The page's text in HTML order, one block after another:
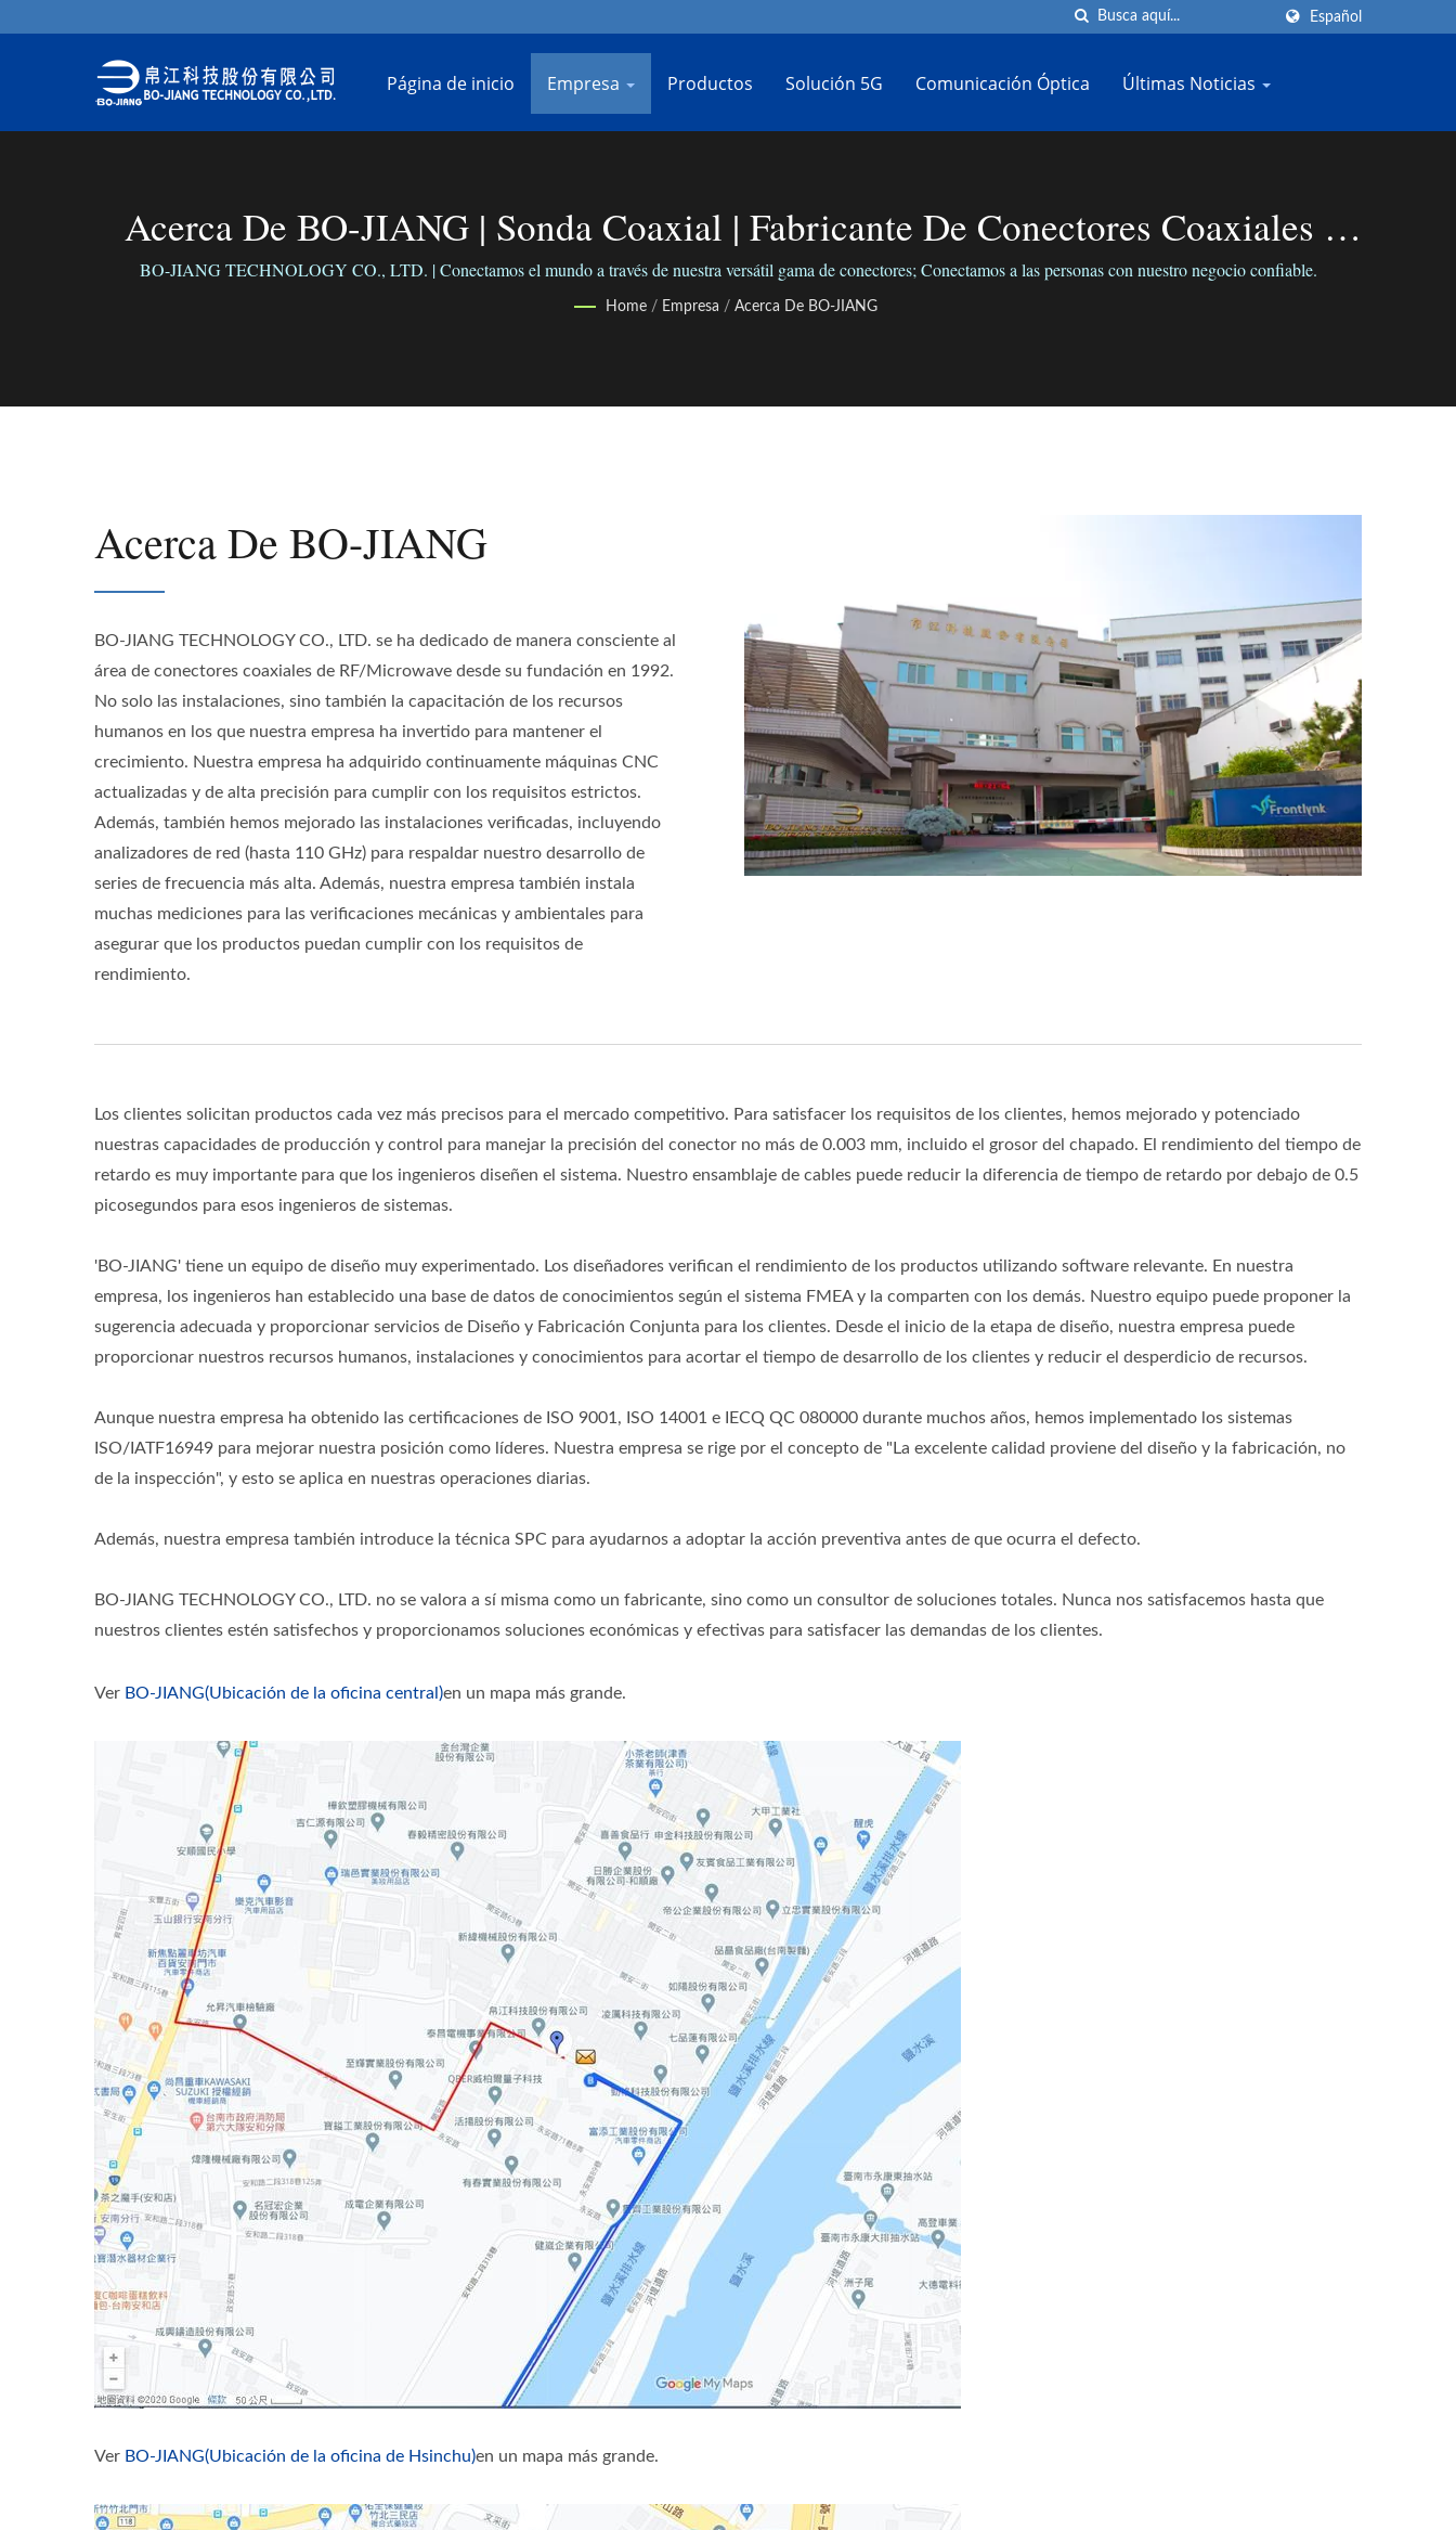
Español
Página de inicio Empresa Productos Solución 5G Comunicación Óptica Últimas Noticias
Acerca De BO-JIANG | Sonda Coaxial | Fabricante De Conectores Coaxiales |
BO-JIANG
BO-JIANG TECHNOLOGY CO., LTD. | Conectamos el mundo a través de nuestra versátil gama de conectores; Conectamos a las personas con nuestro negocio confiable.
Home / Empresa / Acerca De BO-JIANG
Acerca De BO-JIANG
BO-JIANG TECHNOLOGY CO., LTD. se ha dedicado de manera consciente al
área de conectores coaxiales de RF/Microwave desde su fundación en 1992.
No solo las instalaciones, sino también la capacitación de los recursos
humanos en los que nuestra empresa ha invertido para mantener el
crecimiento. Nuestra empresa ha adquirido continuamente máquinas CNC
actualizadas y de alta precisión para cumplir con los requisitos estrictos.
Además, también hemos mejorado las instalaciones verificadas, incluyendo
analizadores de red (hasta 110 GHz) para respaldar nuestro desarrollo de
series de frecuencia más alta. Además, nuestra empresa también instala
muchas mediciones para las verificaciones mecánicas y ambientales para
asegurar que los productos puedan cumplir con los requisitos de
rendimiento.
Los clientes solicitan productos cada vez más precisos para el mercado competitivo. Para satisfacer los requisitos de los clientes, hemos mejorado y potenciado
nuestras capacidades de producción y control para manejar la precisión del conector no más de 0.003 mm, incluido el grosor del chapado. El rendimiento del tiempo de
retardo es muy importante para que los ingenieros diseñen el sistema. Nuestro ensamblaje de cables puede reducir la diferencia de tiempo de retardo por debajo de 0.5
picosegundos para esos ingenieros de sistemas.
'BO-JIANG' tiene un equipo de diseño muy experimentado. Los diseñadores verifican el rendimiento de los productos utilizando software relevante. En nuestra
empresa, los ingenieros han establecido una base de datos de conocimientos según el sistema FMEA y la comparten con los demás. Nuestro equipo puede proponer la
sugerencia adecuada y proporcionar servicios de Diseño y Fabricación Conjunta para los clientes. Desde el inicio de la etapa de diseño, nuestra empresa puede
proporcionar nuestros recursos humanos, instalaciones y conocimientos para acortar el tiempo de desarrollo de los clientes y reducir el desperdicio de recursos.
Aunque nuestra empresa ha obtenido las certificaciones de ISO 9001, ISO 14001 e IECQ QC 080000 durante muchos años, hemos implementado los sistemas
ISO/IATF16949 para mejorar nuestra posición como líderes. Nuestra empresa se rige por el concepto de "La excelente calidad proviene del diseño y la fabricación, no
de la inspección", y esto se aplica en nuestras operaciones diarias.
Además, nuestra empresa también introduce la técnica SPC para ayudarnos a adoptar la acción preventiva antes de que ocurra el defecto.
BO-JIANG TECHNOLOGY CO., LTD. no se valora a sí misma como un fabricante, sino como un consultor de soluciones totales. Nunca nos satisfacemos hasta que
nuestros clientes estén satisfechos y proporcionamos soluciones económicas y efectivas para satisfacer las demandas de los clientes.
Ver BO-JIANG(Ubicación de la oficina central)en un mapa más grande.
Ver BO-JIANG(Ubicación de la oficina de Hsinchu)en un mapa más grande.